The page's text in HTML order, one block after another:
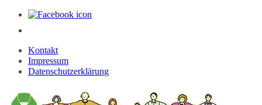
Kontakt
Impressum
Datenschutzerklärung